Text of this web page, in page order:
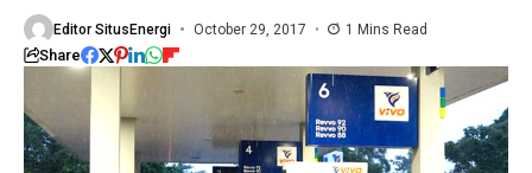
Editor SitusEnergi October 29, 2017 1 Mins Read
Share